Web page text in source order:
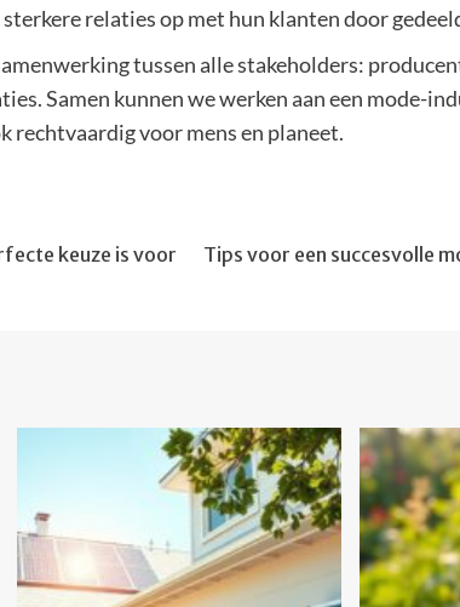
relaties op met hun klanten door
tussen alle stakeholders:
Samen kunnen we werken aan een mode-
rechtvaardig voor mens en planeet.
keuze is voor
Tips voor een succesvolle